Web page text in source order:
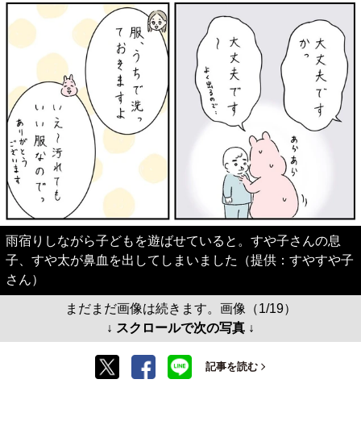
雨宿りしながら子どもを遊ばせていると。すや子さんの息
子、すや太が鼻血を出してしまいました（提供：すやすや子
さん）
まだまだ画像は続きます。画像（1/19）
↓ スクロールで次の写真 ↓
記事を読む